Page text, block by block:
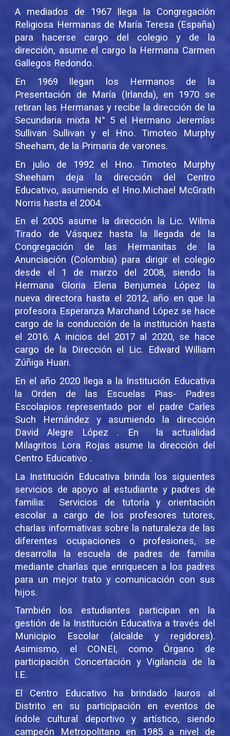
A mediados de 1967 llega la Congregación
Religiosa Hermanas de María Teresa (España)
para hacerse cargo del colegio y de la
dirección, asume el cargo la Hermana Carmen
Gallegos Redondo.
En 1969 llegan los Hermanos de la
Presentación de María (Irlanda), en 1970 se
retiran las Hermanas y recibe la dirección de la
Secundaria mixta N° 5 el Hermano Jeremías
Sullivan Sullivan y el Hno. Timoteo Murphy
Sheeham, de la Primaria de varones.
En julio de 1992 el Hno. Timoteo Murphy
Sheeham deja la dirección del Centro
Educativo, asumiendo el Hno.Michael McGrath
Norris hasta el 2004.
En el 2005 asume la dirección la Lic. Wilma
Tirado de Vásquez hasta la llegada de la
Congregación de las Hermanitas de la
Anunciación (Colombia) para dirigir el colegio
desde el 1 de marzo del 2008, siendo la
Hermana Gloria Elena Benjumea López la
nueva directora hasta el 2012, año en que la
profesora Esperanza Marchand López se hace
cargo de la conducción de la institución hasta
el 2016. A inicios del 2017 al 2020, se hace
cargo de la Dirección el Lic. Edward William
Zúñiga Huari.
En el año 2020 llega a la Institución Educativa
la Orden de las Escuelas Pias- Padres
Escolapios representado por el padre Carles
Such Hernández y asumiendo la dirección
David Alegre López . En la actualidad
Milagritos Lora Rojas asume la dirección del
Centro Educativo .
La Institución Educativa brinda los siguientes
servicios de apoyo al estudiante y padres de
familia: Servicios de tutoría y orientación
escolar a cargo de los profesores tutores,
charlas informativas sobre la naturaleza de las
diferentes ocupaciones o profesiones, se
desarrolla la escuela de padres de familia
mediante charlas que enriquecen a los padres
para un mejor trato y comunicación con sus
hijos.
También los estudiantes participan en la
gestión de la Institución Educativa a través del
Municipio Escolar (alcalde y regidores).
Asimismo, el CONEI, como Órgano de
participación Concertación y Vigilancia de la
I.E.
El Centro Educativo ha brindado lauros al
Distrito en su participación en eventos de
índole cultural deportivo y artístico, siendo
campeón Metropolitano en 1985 a nivel de